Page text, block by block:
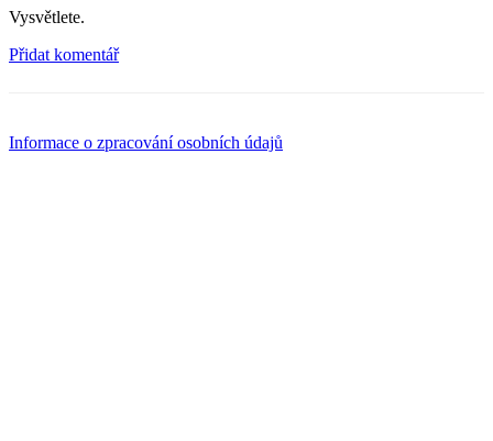
Vysvětlete.
Přidat komentář
Informace o zpracování osobních údajů